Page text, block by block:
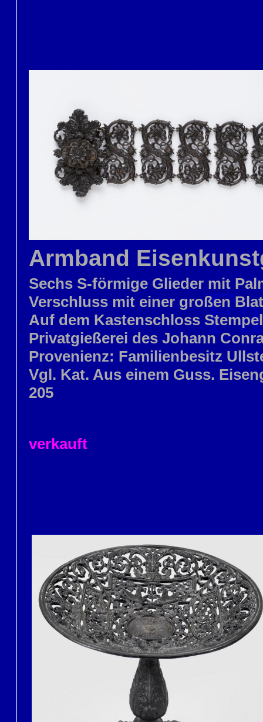
Armband
Sechs S-förmige Glieder mit
Verschluss mit einer großen
Auf dem Kastenschloss
Privatgießerei des Johann
Provenienz: Familienbesitz
Vgl. Kat. Aus einem Guss.
205
verkauft